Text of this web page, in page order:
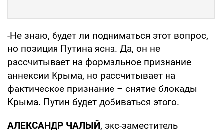
-Не знаю, будет ли подниматься этот вопрос,
но позиция Путина ясна. Да, он не
рассчитывает на формальное признание
аннексии Крыма, но рассчитывает на
фактическое признание – снятие блокады
Крыма. Путин будет добиваться этого.
АЛЕКСАНДР ЧАЛЫЙ, экс-заместитель